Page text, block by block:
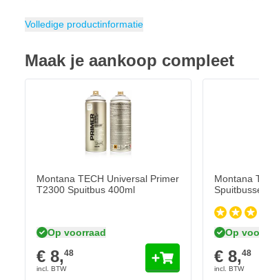
Klaar met spuiten? Draai de spray om en spuit de
Kenmerken Montana BLACK 5210 Lenor
Slijtvaste verf
Lak droogt mat op
Nitro-combi verf
Lak is bestand tegen weer en wind
Spuitbus met hoge druk
Volledige productinformatie
Maak je aankoop compleet
Montana TECH Universal Primer
T2300 Spuitbus 400ml
Op voorraad
€ 8,48
Op
Montana
Op
€ 8,48